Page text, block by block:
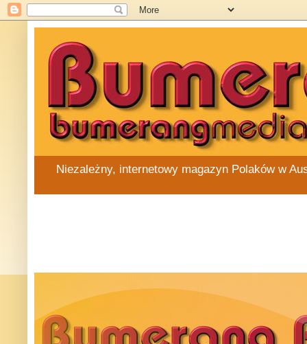
Niezależny, internetowy magazyn Polaków w